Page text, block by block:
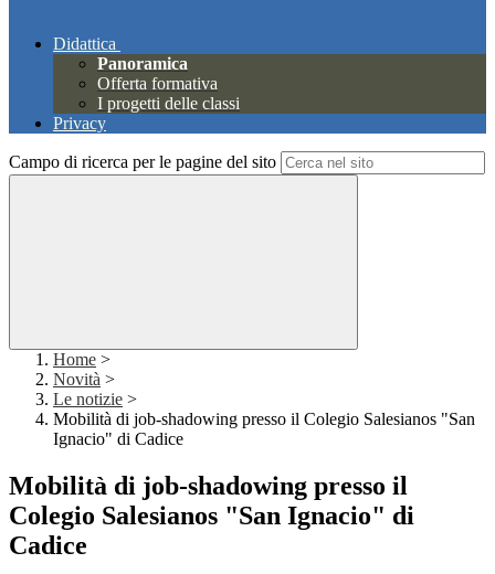
Didattica
Panoramica
Offerta formativa
I progetti delle classi
Privacy
Campo di ricerca per le pagine del sito
Home >
Novità >
Le notizie >
Mobilità di job-shadowing presso il Colegio Salesianos "San
Ignacio" di Cadice
Mobilità di job-shadowing presso il
Colegio Salesianos "San Ignacio" di
Cadice